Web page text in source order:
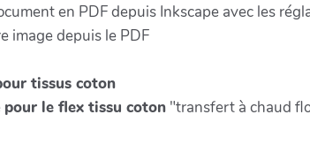
en PDF depuis Inkscape avec les
image depuis le PDF
tissus coton
pour le flex tissu coton "transfert à chaud